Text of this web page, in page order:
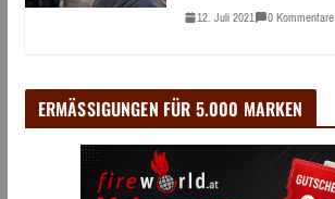
12. Juli 2021 0 Kommentare
ERMÄSSIGUNGEN FÜR 5.000 MARKEN